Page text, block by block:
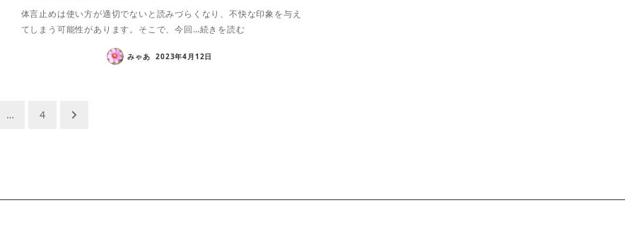
体言止めは使い方が適切でないと読みづらくなり、不快な印象を与え
てしまう可能性があります。そこで、今回…続きを読む
みゃあ 2023年4月12日
… 4